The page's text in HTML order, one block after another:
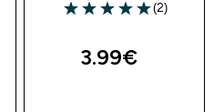
5 out of 5 stars
(2)
3.99€‎